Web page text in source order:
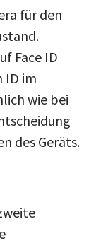
für den
Face ID
ID im
wie bei
des Geräts.